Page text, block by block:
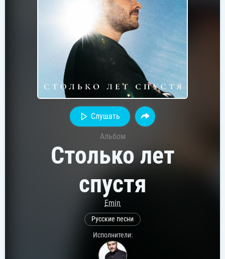
Слушать
Альбом
Столько лет
спустя
Emin
Русские песни
Исполнители: